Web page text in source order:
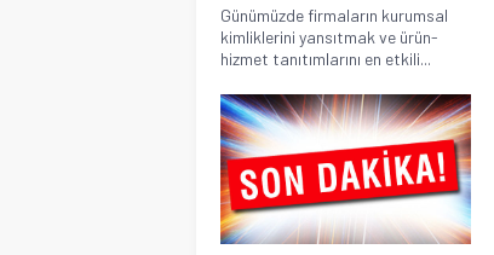
Günümüzde firmaların kurumsal
kimliklerini yansıtmak ve ürün-
hizmet tanıtımlarını en etkili...